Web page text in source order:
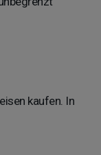
kaufen. In